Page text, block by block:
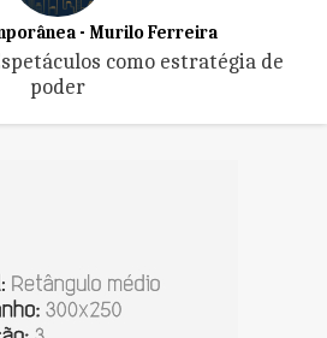
- Murilo Ferreira
como estratégia de
poder